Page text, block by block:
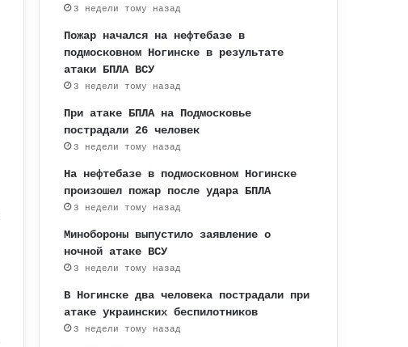
3 недели тому назад
Пожар начался на нефтебазе в
подмосковном Ногинске в результате
атаки БПЛА ВСУ
3 недели тому назад
При атаке БПЛА на Подмосковье
пострадали 26 человек
3 недели тому назад
На нефтебазе в подмосковном Ногинске
произошел пожар после удара БПЛА
3 недели тому назад
Минобороны выпустило заявление о
ночной атаке ВСУ
3 недели тому назад
В Ногинске два человека пострадали при
атаке украинских беспилотников
3 недели тому назад